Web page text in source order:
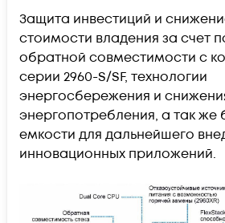
Защита инвестиций и
стоимости владения за счет
обратной совместимости с
серии 2960-S/SF, технологии
энергосбережения и
энергопотребления, а так же
емкости для дальнейшего
инновационных приложений.